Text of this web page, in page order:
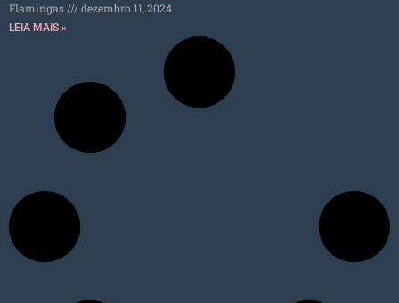
Flamingas dezembro 11, 2024
LEIA MAIS »